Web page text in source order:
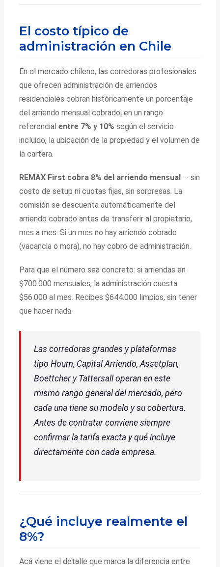
El costo típico de
administración en Chile
En el mercado chileno, las corredoras profesionales
que ofrecen administración de arriendos
residenciales cobran históricamente un porcentaje
del arriendo mensual cobrado, en un rango
referencialentre 7% y 10% según el servicio
incluido, la ubicación de la propiedad y el volumen de
la cartera.
REMAX First cobra 8% del arriendo mensual — sin
costo de setup ni cuotas fijas, sin sorpresas. La
comisión se descuenta automáticamente del
arriendo cobrado antes de transferir al propietario,
mes a mes. Si un mes no hay arriendo cobrado
(vacancia o mora), no hay cobro de administración.
Para que el número sea concreto: si arriendas en
$700.000 mensuales, la administración cuesta
$56.000 al mes. Recibes $644.000 limpios, sin tener
que hacer nada.
Las corredoras grandes y plataformas
tipo Houm, Capital Arriendo, Assetplan,
Boettcher y Tattersall operan en este
mismo rango general del mercado, pero
cada una tiene su modelo y su cobertura.
Antes de contratar conviene siempre
confirmar la tarifa exacta y qué incluye
directamente con cada empresa.
¿Qué incluye realmente el
8%?
Acá viene el detalle que marca la diferencia entre